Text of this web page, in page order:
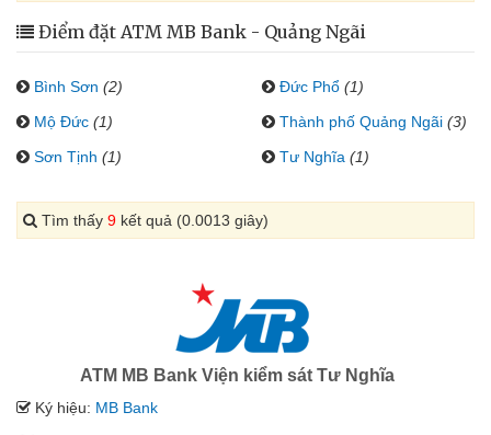
Điểm đặt ATM MB Bank - Quảng Ngãi
Bình Sơn (2) Đức Phổ (1)
Mộ Đức (1) Thành phố Quảng Ngãi (3)
Sơn Tịnh (1) Tư Nghĩa (1)
Tìm thấy 9 kết quả (0.0013 giây)
ATM MB Bank Viện kiểm sát Tư Nghĩa
Ký hiệu: MB Bank